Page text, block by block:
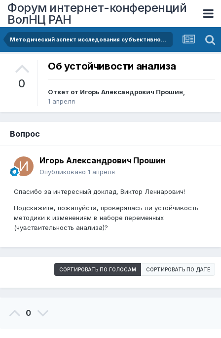
Форум интернет-конференций
ВолНЦ РАН
Методический аспект исследования субъективного качества жизни (на примере возрастной группы 25-49 лет в 2016-2024 гг.)
0
Об устойчивости анализа
Ответ от Игорь Александрович Прошин,
1 апреля
Вопрос
Игорь Александрович Прошин
Опубликовано 1 апреля
Спасибо за интересный доклад, Виктор Леннарович!
Подскажите, пожалуйста, проверялась ли устойчивость
методики к изменениям в наборе переменных
(чувствительность анализа)?
СОРТИРОВАТЬ ПО ГОЛОСАМ СОРТИРОВАТЬ ПО ДАТЕ
0